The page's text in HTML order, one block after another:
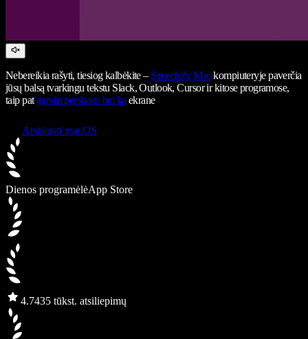
Nebereikia rašyti, tiesiog kalbėkite – Speechify Mackompiuteryje paverčia
jūsų balsą tvarkingu tekstu Slack, Outlook, Cursor ir kitose programose,
taip pat garsiai perskaito bet ką ekrane
Atsisiųsti macOS
Dienos programėlėApp Store
4.7435 tūkst. atsiliepimų